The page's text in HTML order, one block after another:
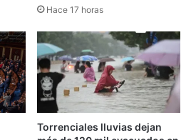
Hace 17 horas
Torrenciales lluvias dejan